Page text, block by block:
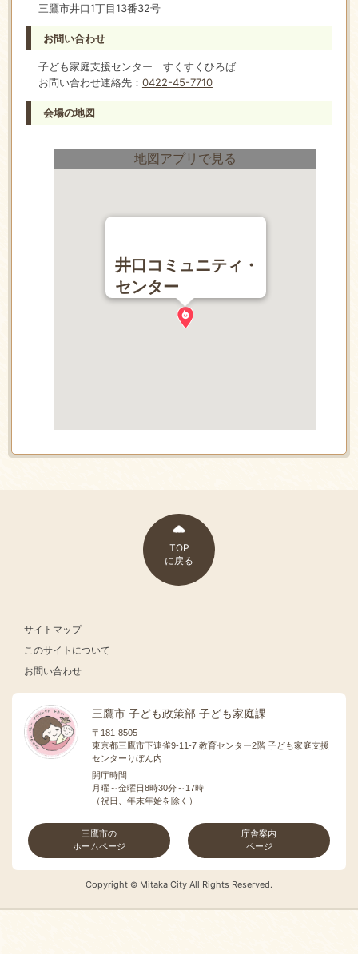
三鷹市井口1丁目13番32号
お問い合わせ
子ども家庭支援センター すくすくひろば
お問い合わせ連絡先： 0422-45-7710
会場の地図
地図アプリで見る
井口コミュニティ・
センター
TOP
に戻る
サイトマップ
このサイトについて
お問い合わせ
三鷹市 子ども政策部 子ども家庭課
〒181-8505
東京都三鷹市下連雀9-11-7 教育センター2階 子ども家庭支援
センターりぼん内
開庁時間
月曜～金曜日8時30分～17時
（祝日、年末年始を除く）
三鷹市の
ホームページ
庁舎案内
ページ
Copyright © Mitaka City All Rights Reserved.